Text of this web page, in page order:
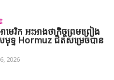
មេរិក អះអាងថាកិច្ចព្រមព្រៀង
មុទ្ទ Hormuz ជិតសម្រេចបាន
2026